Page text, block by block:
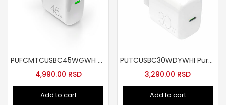
PUFCMTCUSBC45WGWH Zidni punjac GaN 45w
4,990.00 RSD
Add to cart
PUTCUSBC30WDYWHI Puro Lite zidni punjac USB-C 30W
3,290.00 RSD
Add to cart